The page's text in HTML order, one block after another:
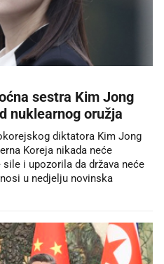
sestra Kim Jong
nuklearnog oružja
diktatora Kim Jong
Koreja nikada neće
i upozorila da država neće
u nedjelju novinska